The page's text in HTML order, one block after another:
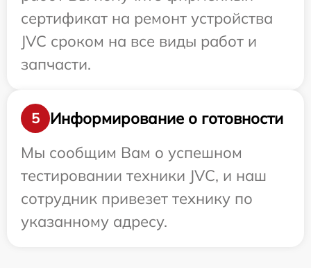
сертификат на ремонт устройства
JVC сроком на все виды работ и
запчасти.
5
Информирование о готовности
Мы сообщим Вам о успешном
тестировании техники JVC, и наш
сотрудник привезет технику по
указанному адресу.